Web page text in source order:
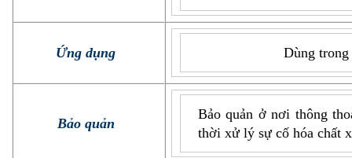
Ứng dụng Dùng
Bảo quản
Bảo quản ở nơi thông
thời xử lý sự cố hóa chất